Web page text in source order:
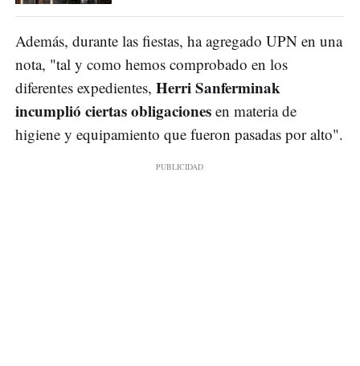
Además, durante las fiestas, ha agregado UPN en una
nota, "tal y como hemos comprobado en los
diferentes expedientes, Herri Sanferminak
incumplió ciertas obligaciones en materia de
higiene y equipamiento que fueron pasadas por alto".